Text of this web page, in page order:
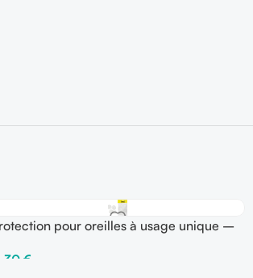
pour oreilles à usage unique –
€